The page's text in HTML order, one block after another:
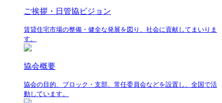
ご挨拶・日管協ビジョン
賃貸住宅市場の整備・健全な発展を図り、社会に貢献してまいりま
す。
協会概要
協会の目的、ブロック・支部、常任委員会などを設置し、全国で活
動しています。